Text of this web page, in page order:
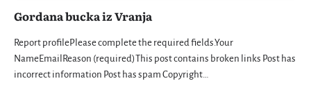
Gordana bucka iz Vranja
Report profilePlease complete the required fields.Your
NameEmailReason (required)This post contains broken links Post has
incorrect information Post has spam Copyright…